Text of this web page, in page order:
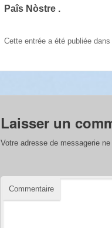
Paîs Nòstre .
Cette entrée a été publiée dans
Laisser un
Votre adresse de messagerie ne
Commentaire